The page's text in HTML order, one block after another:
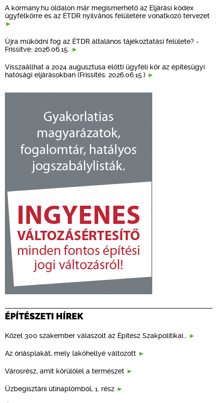
A kormany.hu oldalon már megismerhető az Eljárási kódex
ügyfélkörre és az ÉTDR nyilvános felületére vonatkozó tervezet
Újra működni fog az ÉTDR általános tájékoztatási felülete? -
Frissítve: 2026.06.15.
Visszaállhat a 2024 augusztusa előtti ügyféli kör az építésügyi
hatósági eljárásokban (Frissítés: 2026.06.15.)
ÉPÍTÉSZETI HÍREK
Közel 300 szakember válaszolt az Építész Szakpolitikai…
Az óriásplakát, mely lakóhellyé változott
Városrész, amit körülölel a természet
Üzbegisztáni útinaplómból, 1. rész